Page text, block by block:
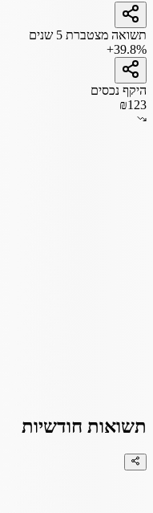
תשואה מצטברת 5 שנים
+39.8%
היקף נכסים
₪123
תשואות חודשיות